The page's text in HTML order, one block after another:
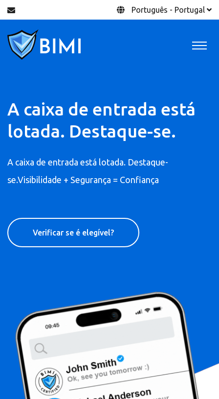
Português - Portugal
A caixa de entrada está
lotada. Destaque-se.
A caixa de entrada está lotada. Destaque-
se.Visibilidade + Segurança = Confiança
Verificar se é elegível?